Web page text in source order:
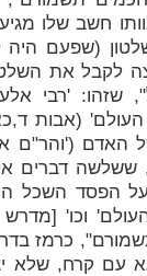
חשב שלו
(שפעם
את השלטון
שזהו: 'רבי
העולם' (אבות
האדם ('והר"ם
ששלשה דברים
הפסד השכל
וכו'
כרמז
עם קרח, שלא